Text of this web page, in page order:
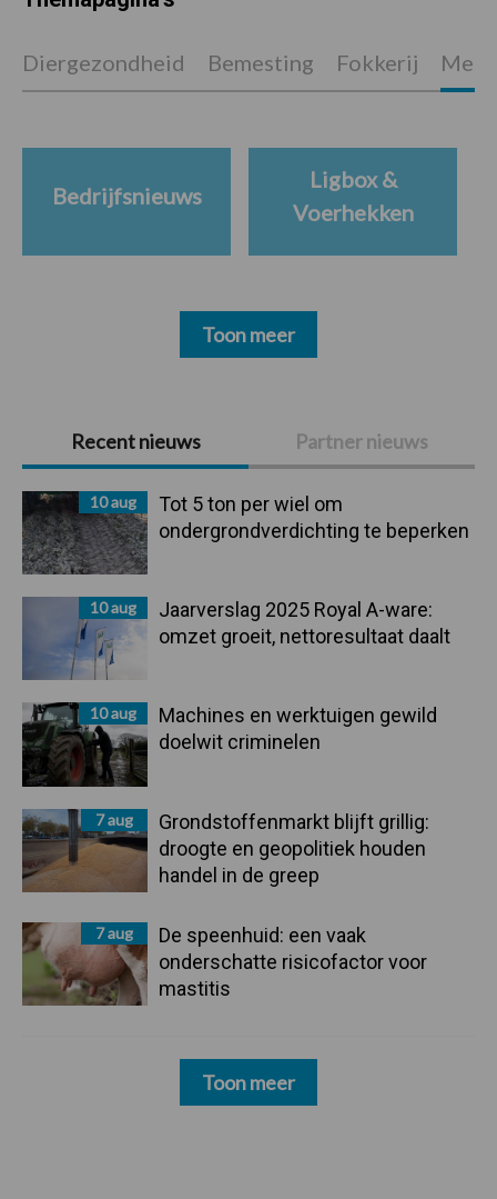
Primaire
Sidebar
Recent nieuws Partner nieuws
10 aug
Tot 5 ton per wiel om
ondergrondverdichting te beperken
10 aug
Jaarverslag 2025 Royal A-ware:
omzet groeit, nettoresultaat daalt
10 aug
Machines en werktuigen gewild
doelwit criminelen
7 aug
Grondstoffenmarkt blijft grillig:
droogte en geopolitiek houden
handel in de greep
7 aug
De speenhuid: een vaak
onderschatte risicofactor voor
mastitis
Toon meer
Diergezondheid Bemesting Fokkerij
Bedrijfsnieuws
Ligbox &
Voerhekken
Toon meer